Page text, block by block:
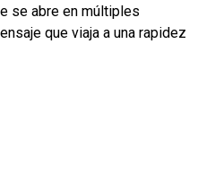
se abre en múltiples
que viaja a una rapidez